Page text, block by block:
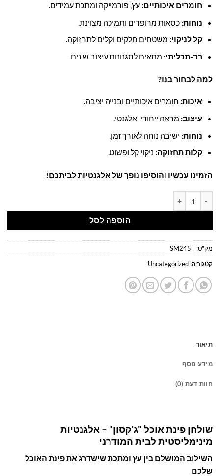
חומרים איכותיים: עץ, פורמייקה ומתכת עמידים.
נוחות: כסאות מרופדים ותמיכה מצוינת.
קל לניקוי: משטחים חלקים וקלים לתחזוקה.
רב-תכליתי: מתאים לסגנונות עיצוב שונים.
למה לבחור בנו?
איכות: חומרים איכותיים ובנייה יציבה.
עיצוב: מראה ייחודי ואלגנטי.
נוחות: ישיבה נוחה לאורך זמן.
קלות תחזוקה: ניקוי קל ופשוט.
הזמינו עכשיו והוסיפו נופך של אלגנטיות לביתכם!
הוספה לסל
מק"ט: SM245T
קטגוריה: Uncategorized
תיאור
מידע נוסף
חוות דעת (0)
שולחן פינת אוכל "ג'קסון" – אלגנטיות
מינימליסטית לבית המודרני
השילוב המושלם בין עץ ומתכת שישדרג את פינת האוכל
שלכם